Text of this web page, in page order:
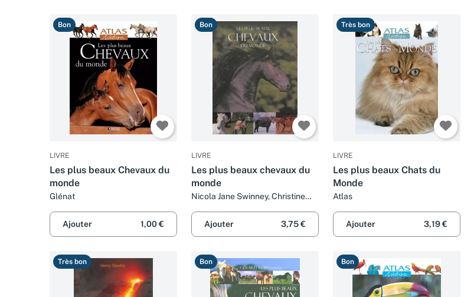
Bon
LIVRE
Les plus beaux Chevaux du
monde
Glénat
Ajouter 1,00 €
Bon
LIVRE
Les plus beaux chevaux du
monde
Nicola Jane Swinney, Christine
Ajouter
3,75 €
Très bon
LIVRE
Les plus beaux Chats du
Monde
Atlas
Ajouter 3,19 €
Très bon Bon Bon